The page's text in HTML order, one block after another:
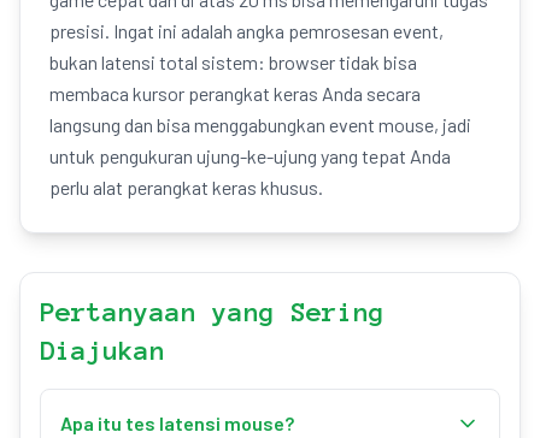
presisi. Ingat ini adalah angka pemrosesan event,
bukan latensi total sistem: browser tidak bisa
membaca kursor perangkat keras Anda secara
langsung dan bisa menggabungkan event mouse, jadi
untuk pengukuran ujung-ke-ujung yang tepat Anda
perlu alat perangkat keras khusus.
Pertanyaan yang Sering
Diajukan
Apa itu tes latensi mouse?